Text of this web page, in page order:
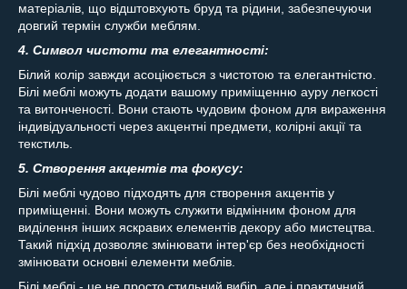
матеріалів, що відштовхують бруд та рідини, забезпечуючи
довгий термін служби меблям.
4. Символ чистоти та елегантності:
Білий колір завжди асоціюється з чистотою та елегантністю.
Білі меблі можуть додати вашому приміщенню ауру легкості
та витонченості. Вони стають чудовим фоном для вираження
індивідуальності через акцентні предмети, колірні акції та
текстиль.
5. Створення акцентів та фокусу:
Білі меблі чудово підходять для створення акцентів у
приміщенні. Вони можуть служити відмінним фоном для
виділення інших яскравих елементів декору або мистецтва.
Такий підхід дозволяє змінювати інтер'єр без необхідності
змінювати основні елементи меблів.